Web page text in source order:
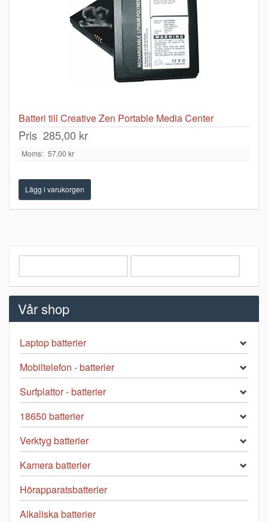
Batteri till Creative Zen Portable Media Center
Pris 285,00 kr
Moms: 57,00 kr
Vår shop
Laptop batterier
Mobiltelefon - batterier
Surfplattor - batterier
18650 batterier
Verktyg batterier
Kamera batterier
Hörapparatsbatterier
Alkaliska batterier